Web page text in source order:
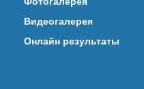
Видеогалерея
Онлайн результаты